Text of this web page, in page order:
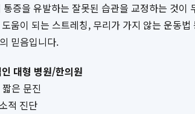
증을 유발하는 잘못된 습관을 교정하는 것
움이 되는 스트레칭, 무리가 가지 않는 운동
믿음입니다.
대형 병원/한의원
은 문진
적 진단